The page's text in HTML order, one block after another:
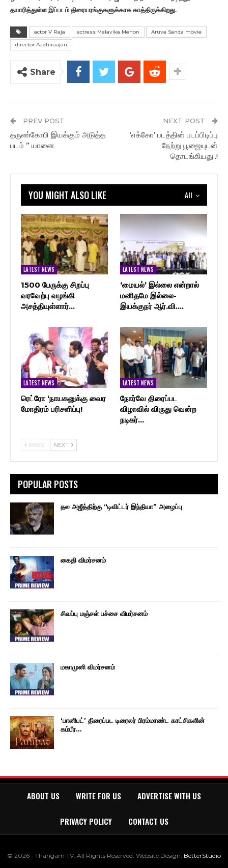
தயாரித்துள்ள இப்படம் திரையரங்குகளுக்காக காத்திருக்கிறது.
actor V Raja actress Malavika Menon
Aruva Sanda movie
director Aadhiraajan
Share
PREV POST
தருண்கோபி இயக்கும் அடுத்த
படம் ” யானை
NEXT POST
‘எக்கோ’ படத்தின் படப்பிடிப்பு
நேற்று பூஜையுடன்
தொடங்கியது..!
All
YOU MIGHT ALSO LIKE
LATEST NEWS
1500 பேருக்கு சிறப்பு
வரவேற்பு வழங்கி
அசத்தியுள்ளார்…
LATEST NEWS
‘மையல்’ இல்லை என்றால்
மனிதமே இல்லை-
இயக்குநர் ஆர்.வி.…
LATEST NEWS
ரெட்ரோ ‘நாயகனுக்கு வைர
மோதிரம் பரிசளிப்பு!
LATEST NEWS
நோர்வே திரைப்பட
விழாவில் விருது வென்ற
நடிகர்…
PREV NEXT
POPULAR POSTS
தல அஜீத்திற்கு “டிவிட்டர் இந்தியா” அழைப்பு
கைதி விமர்சனம்
சிவப்பு மஞ்சள் பச்சை விமர்சனம்
மகாமுனி விமர்சனம்
‘பானிபட்’ திரைப்பட டிரைலர் பிரம்மாண்ட காட்சிகளின்
கம்பீர…
ABOUT US WRITE FOR US ADVERTISE WITH US
PRIVACY POLICY CONTACT US
© 2026 - Thangam TV. All Rights Reserved. Website Design: BetterStudio